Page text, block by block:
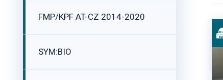
FMP/KPF AT-CZ 2014-2020
SYM:BIO